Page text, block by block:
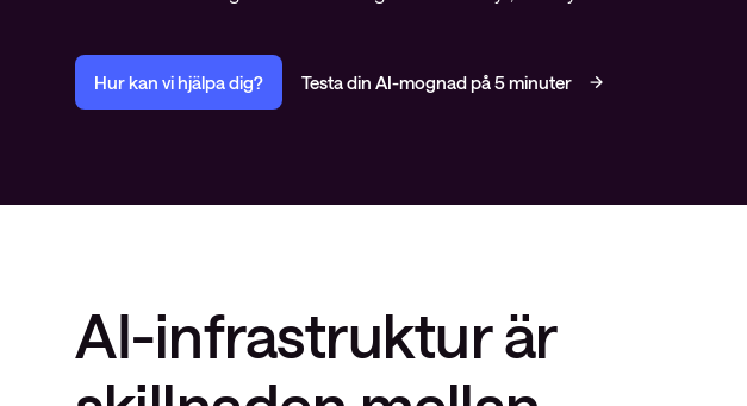
insights
Nyhetsbrev ThreatInsights
Cisco Live
Hur kan vi hjälpa dig? Testa din AI-mognad på 5 minuter
AI-infrastrukturär